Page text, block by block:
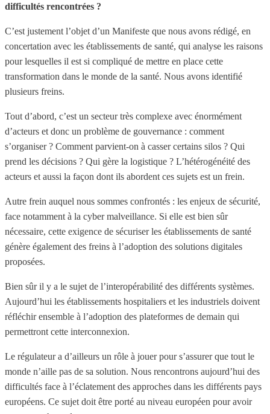
difficultés rencontrées ?
C’est justement l’objet d’un Manifeste que nous avons rédigé, en
concertation avec les établissements de santé, qui analyse les raisons
pour lesquelles il est si compliqué de mettre en place cette
transformation dans le monde de la santé. Nous avons identifié
plusieurs freins.
Tout d’abord, c’est un secteur très complexe avec énormément
d’acteurs et donc un problème de gouvernance : comment
s’organiser ? Comment parvient-on à casser certains silos ? Qui
prend les décisions ? Qui gère la logistique ? L’hétérogénéité des
acteurs et aussi la façon dont ils abordent ces sujets est un frein.
Autre frein auquel nous sommes confrontés : les enjeux de sécurité,
face notamment à la cyber malveillance. Si elle est bien sûr
nécessaire, cette exigence de sécuriser les établissements de santé
génère également des freins à l’adoption des solutions digitales
proposées.
Bien sûr il y a le sujet de l’interopérabilité des différents systèmes.
Aujourd’hui les établissements hospitaliers et les industriels doivent
réfléchir ensemble à l’adoption des plateformes de demain qui
permettront cette interconnexion.
Le régulateur a d’ailleurs un rôle à jouer pour s’assurer que tout le
monde n’aille pas de sa solution. Nous rencontrons aujourd’hui des
difficultés face à l’éclatement des approches dans les différents pays
européens. Ce sujet doit être porté au niveau européen pour avoir